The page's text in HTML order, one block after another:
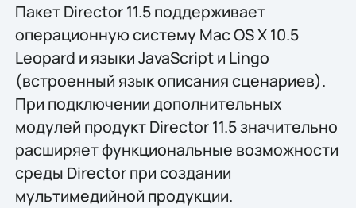
Пакет Director 11.5 поддерживает
операционную систему Mac OS X 10.5
Leopard и языки JavaScript и Lingo
(встроенный язык описания сценариев).
При подключении дополнительных
модулей продукт Director 11.5 значительно
расширяет функциональные возможности
среды Director при создании
мультимедийной продукции.